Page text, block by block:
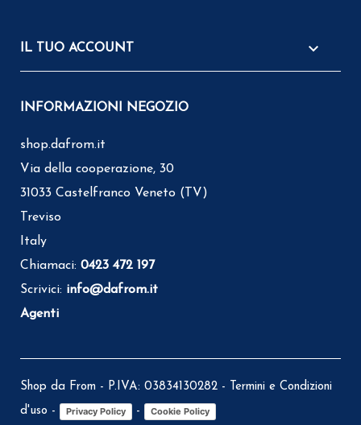
IL TUO ACCOUNT 
INFORMAZIONI NEGOZIO
shop.dafrom.it
Via della cooperazione, 30
31033 Castelfranco Veneto (TV)
Treviso
Italy
Chiamaci: 0423 472 197
Scrivici: info@dafrom.it
Agenti
Shop da From - P.IVA: 03834130282 - Termini e Condizioni
d'uso - Privacy Policy - Cookie Policy